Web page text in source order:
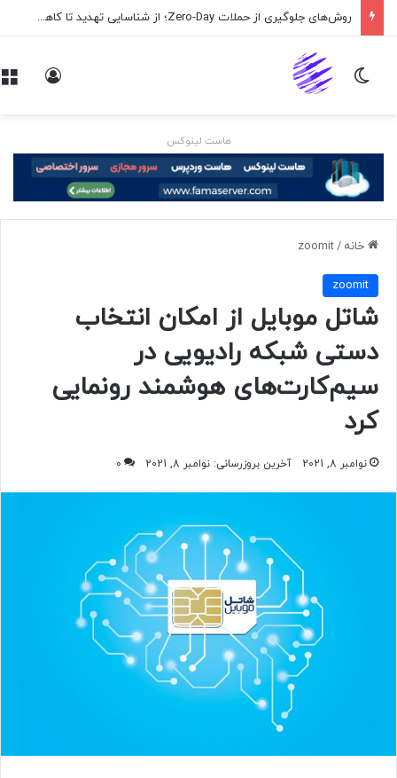
روش‌های جلوگیری از حملات Zero-Day؛ از شناسایی تهدید تا کاهش ریسک
تغییر پوسته
هاست لینوکس
خانه /
zoomit
zoomit
شاتل موبایل از امکان انتخاب
دستی شبکه رادیویی در
سیم‌کارت‌های هوشمند رونمایی
کرد
نوامبر 8, 2021 آخرین بروزرسانی: نوامبر 8, 2021 0